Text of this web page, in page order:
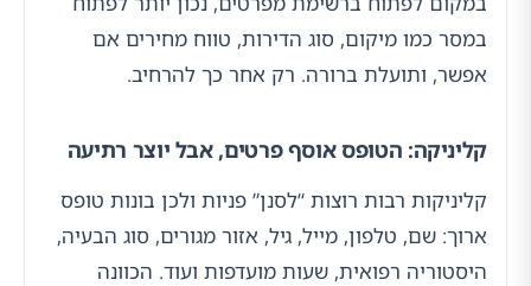
במסר כמו מיקום, סוג הדירות, טווח מחירים אם
אפשר, ותועלת ברורה. רק אחר כך להרחיב.
קליניקה: הטופס אוסף פרטים, אבל יוצר רתיעה
קליניקות רבות רוצות “לסנן” פניות ולכן בונות טופס
ארוך: שם, טלפון, מייל, גיל, אזור מגורים, סוג הבעיה,
היסטוריה רפואית, שעות מועדפות ועוד. הכוונה